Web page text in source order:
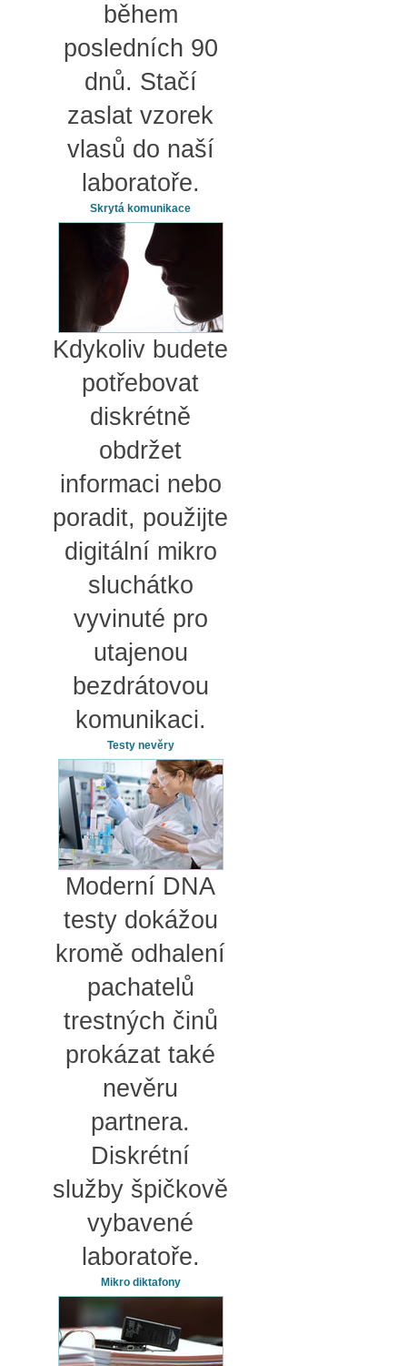
během
posledních 90
dnů. Stačí
zaslat vzorek
vlasů do naší
laboratoře.
Skrytá komunikace
Kdykoliv budete
potřebovat
diskrétně
obdržet
informaci nebo
poradit, použijte
digitální mikro
sluchátko
vyvinuté pro
utajenou
bezdrátovou
komunikaci.
Testy nevěry
Moderní DNA
testy dokážou
kromě odhalení
pachatelů
trestných činů
prokázat také
nevěru
partnera.
Diskrétní
služby špičkově
vybavené
laboratoře.
Mikro diktafony